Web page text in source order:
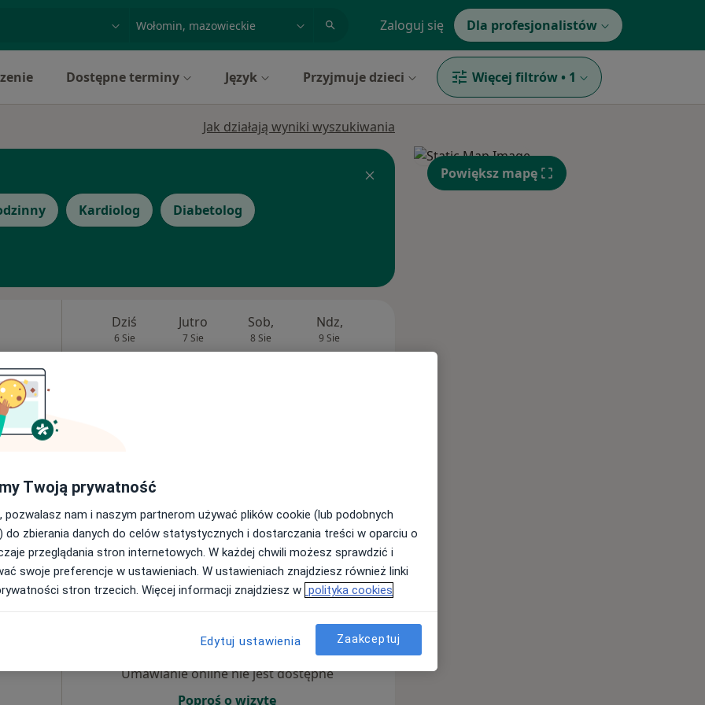
Zaloguj się Dla profesjonalistów
Dostępne terminy Język Przyjmuje dzieci Więcej filtrów • 1
Jak działają wyniki wyszukiwania
Kardiolog Diabetolog
•Mapa
usługa
Dziś
6 Sie
Jutro
7 Sie
Sob,
8 Sie
Ndz,
9 Sie
Ndz, Pon,
Umawianie online nie jest dostępne
Poproś o wizytę
Powiększ mapę
Twoją prywatność
pozwalasz nam i naszym partnerom używać plików cookie (lub podobnych
do zbierania danych do celów statystycznych i dostarczania treści w oparciu o
przeglądania stron internetowych. W każdej chwili możesz sprawdzić i
swoje preferencje w ustawieniach. W ustawieniach znajdziesz również linki
stron trzecich. Więcej informacji znajdziesz w polityka cookies
Edytuj ustawienia Zaakceptuj